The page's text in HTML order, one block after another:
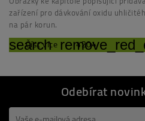
zařízení pro dávkování oxidu
na pár korun.
search
Číst více 4204
Odebírat